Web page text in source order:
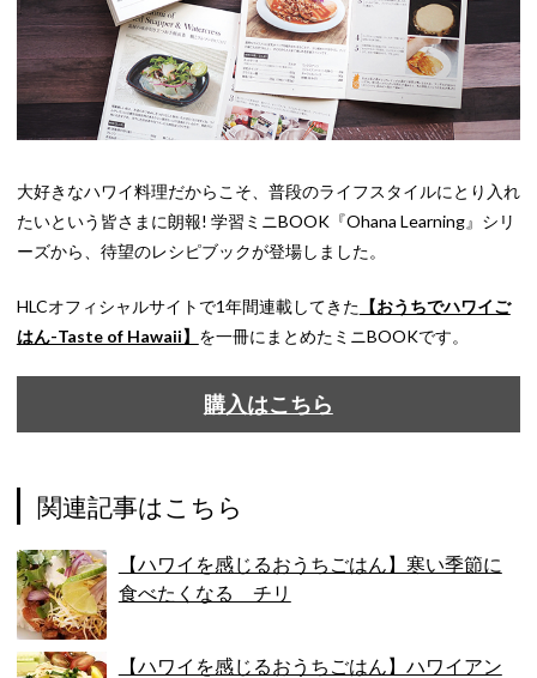
大好きなハワイ料理だからこそ、普段のライフスタイルにとり入れ
たいという皆さまに朗報! 学習ミニBOOK『Ohana Learning』シリ
ーズから、待望のレシピブックが登場しました。
HLCオフィシャルサイトで1年間連載してきた 【おうちでハワイご
はん-Taste of Hawaii】 を一冊にまとめたミニBOOKです。
購入はこちら
関連記事はこちら
【ハワイを感じるおうちごはん】寒い季節に
食べたくなる チリ
【ハワイを感じるおうちごはん】ハワイアン